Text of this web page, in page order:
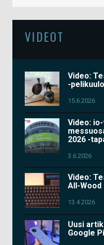
VIDEOT
Video:
-
15.6.2026
Video:
2026 -
3.6.2026
Video:
All-Wood
13.4.2026
Uusi
Google